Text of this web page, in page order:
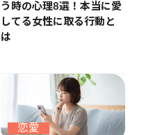
う時の心理8選！本当に愛
してる女性に取る行動と
は
恋愛